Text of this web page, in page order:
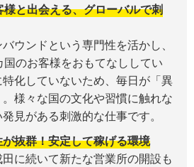
と出会える、グローバルで刺
ウンドという専門性を活かし、
のお客様をおもてなししてい
化していないため、毎日が「異
様々な国の文化や習慣に触れな
見がある刺激的な仕事です。
抜群！安定して稼げる環境
に続いて新たな営業所の開設も